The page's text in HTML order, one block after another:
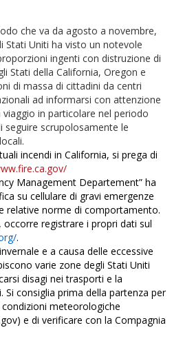
che va da agosto a novembre,
Stati Uniti ha visto un notevole
ingenti con distruzione di
Stati della California, Oregon e
di massa di cittadini da centri
ad informarsi con attenzione
in particolare nel periodo
seguire scrupolosamente le
incendi in California, si prega di
Management Departement” ha
su cellulare di gravi emergenze
relative norme di comportamento.
registrare i propri dati sul
.
e a causa delle eccessive
varie zone degli Stati Uniti
disagi nei trasporti e la
Si consiglia prima della partenza per
meteorologiche
) e di verificare con la Compagnia